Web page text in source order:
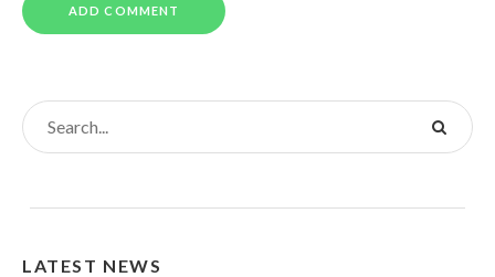
LATEST NEWS